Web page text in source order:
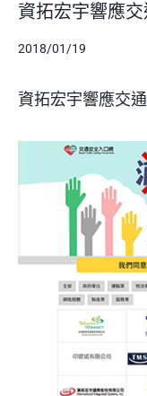
資拓宏宇響應
2018/01/19
資拓宏宇響應交